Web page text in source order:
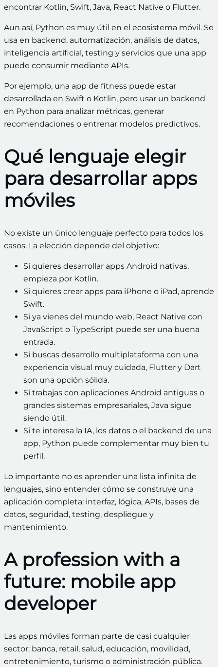
encontrar Kotlin, Swift, Java, React Native o Flutter.
Aun así, Python es muy útil en el ecosistema móvil. Se
usa en backend, automatización, análisis de datos,
inteligencia artificial, testing y servicios que una app
puede consumir mediante APIs.
Por ejemplo, una app de fitness puede estar
desarrollada en Swift o Kotlin, pero usar un backend
en Python para analizar métricas, generar
recomendaciones o entrenar modelos predictivos.
Qué lenguaje elegir
para desarrollar apps
móviles
No existe un único lenguaje perfecto para todos los
casos. La elección depende del objetivo:
Si quieres desarrollar apps Android nativas,
empieza por Kotlin.
Si quieres crear apps para iPhone o iPad, aprende
Swift.
Si ya vienes del mundo web, React Native con
JavaScript o TypeScript puede ser una buena
entrada.
Si buscas desarrollo multiplataforma con una
experiencia visual muy cuidada, Flutter y Dart
son una opción sólida.
Si trabajas con aplicaciones Android antiguas o
grandes sistemas empresariales, Java sigue
siendo útil.
Si te interesa la IA, los datos o el backend de una
app, Python puede complementar muy bien tu
perfil.
Lo importante no es aprender una lista infinita de
lenguajes, sino entender cómo se construye una
aplicación completa: interfaz, lógica, APIs, bases de
datos, seguridad, testing, despliegue y
mantenimiento.
A profession with a
future: mobile app
developer
Las apps móviles forman parte de casi cualquier
sector: banca, retail, salud, educación, movilidad,
entretenimiento, turismo o administración pública.